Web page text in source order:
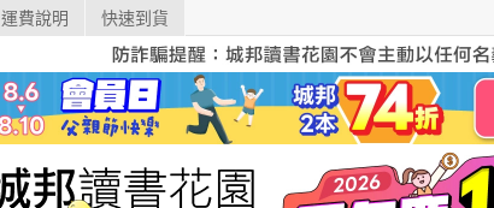
運費說明 快速到貨